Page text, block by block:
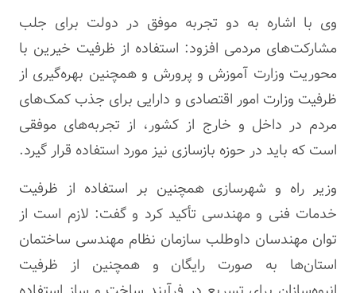
وی با اشاره به دو تجربه موفق در دولت برای جلب
مشارکت‌های مردمی افزود: استفاده از ظرفیت خیرین با
محوریت وزارت آموزش و پرورش و همچنین بهره‌گیری از
ظرفیت وزارت امور اقتصادی و دارایی برای جذب کمک‌های
مردم در داخل و خارج از کشور، از تجربه‌های موفقی
است که باید در حوزه بازسازی نیز مورد استفاده قرار گیرد.
وزیر راه و شهرسازی همچنین بر استفاده از ظرفیت
خدمات فنی و مهندسی تأکید کرد و گفت: لازم است از
توان مهندسان داوطلب سازمان نظام مهندسی ساختمان
استان‌ها به صورت رایگان و همچنین از ظرفیت